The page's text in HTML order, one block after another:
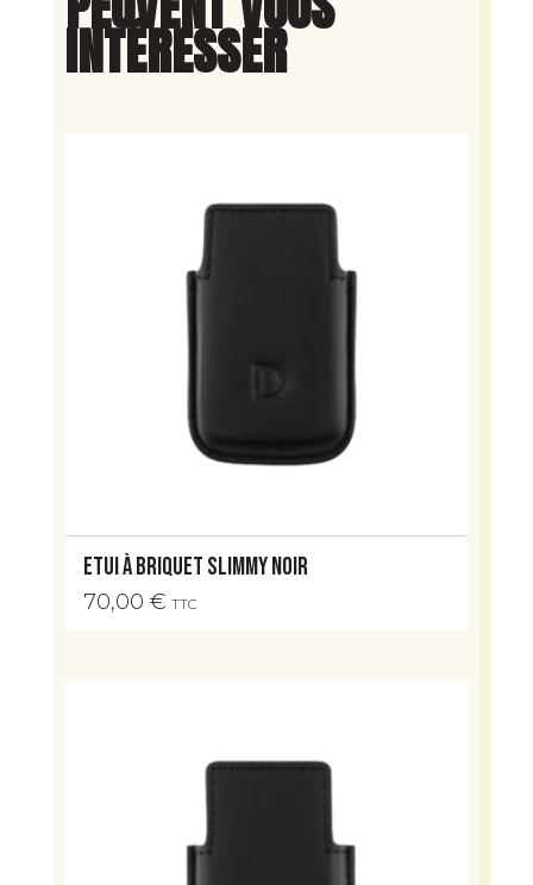
INTÉRESSER
Etui à briquet Slimmy noir
70,00 € TTC